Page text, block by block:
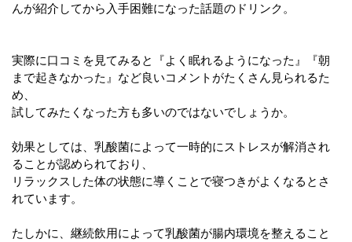
んが紹介してから入手困難になった話題のドリンク。
実際に口コミを見てみると『よく眠れるようになった』『朝
まで起きなかった』など良いコメントがたくさん見られるた
め、
試してみたくなった方も多いのではないでしょうか。
効果としては、乳酸菌によって一時的にストレスが解消され
ることが認められており、
リラックスした体の状態に導くことで寝つきがよくなるとさ
れています。
たしかに、継続飲用によって乳酸菌が腸内環境を整えること